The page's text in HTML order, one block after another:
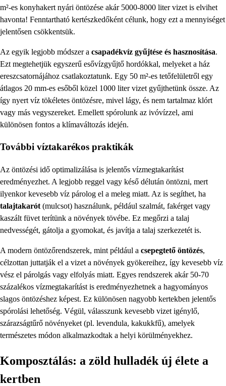
m²-es konyhakert nyári öntözése akár 5000-8000 liter vizet is elvihet
havonta! Fenntartható kertészkedőként célunk, hogy ezt a mennyiséget
jelentősen csökkentsük.
Az egyik legjobb módszer a csapadékvíz gyűjtése és hasznosítása.
Ezt megtehetjük egyszerű esővízgyűjtő hordókkal, melyeket a ház
ereszcsatornájához csatlakoztatunk. Egy 50 m²-es tetőfelületről egy
átlagos 20 mm-es esőből közel 1000 liter vizet gyűjthetünk össze. Az
így nyert víz tökéletes öntözésre, mivel lágy, és nem tartalmaz klórt
vagy más vegyszereket. Emellett spórolunk az ivóvízzel, ami
különösen fontos a klímaváltozás idején.
További víztakarékos praktikák
Az öntözési idő optimalizálása is jelentős vízmegtakarítást
eredményezhet. A legjobb reggel vagy késő délután öntözni, mert
ilyenkor kevesebb víz párolog el a meleg miatt. Az is segíthet, ha
talajtakarót (mulcsot) használunk, például szalmát, fakérget vagy
kaszált füvet terítünk a növények tövébe. Ez megőrzi a talaj
nedvességét, gátolja a gyomokat, és javítja a talaj szerkezetét is.
A modern öntözőrendszerek, mint például a csepegtető öntözés,
célzottan juttatják el a vizet a növények gyökereihez, így kevesebb víz
vész el párolgás vagy elfolyás miatt. Egyes rendszerek akár 50-70
százalékos vízmegtakarítást is eredményezhetnek a hagyományos
slagos öntözéshez képest. Ez különösen nagyobb kertekben jelentős
spórolási lehetőség. Végül, válasszunk kevesebb vizet igénylő,
szárazságtűrő növényeket (pl. levendula, kakukkfű), amelyek
természetes módon alkalmazkodtak a helyi körülményekhez.
Komposztálás: a zöld hulladék új élete a
kertben